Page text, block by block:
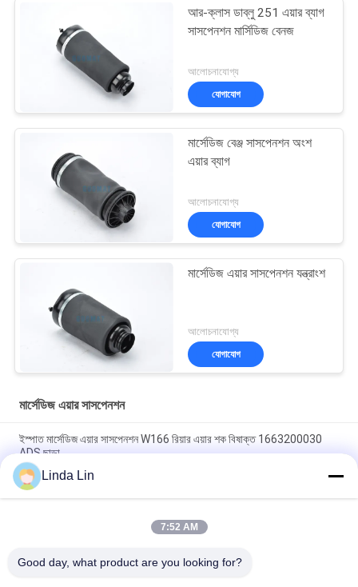
আর-ক্লাস ডাব্লু 251 এয়ার ব্যাগ
সাসপেনশন মার্সিডিজ বেনজ
আলোচনাযোগ্য
যোগাযোগ
মার্সেডিজ বেঞ্জ সাসপেনশন অংশ
এয়ার ব্যাগ
আলোচনাযোগ্য
যোগাযোগ
মার্সেডিজ এয়ার সাসপেনশন যন্ত্রাংশ
আলোচনাযোগ্য
যোগাযোগ
মার্সেডিজ এয়ার সাসপেনশন
ইস্পাত মার্সেডিজ এয়ার সাসপেনশন W166 রিয়ার এয়ার শক বিষাক্ত 1663200030
ADS ছাড়া
এমএল W164 মার্সেডিজ এয়ার সাসপেনশন এয়ার স্প্রিং ব্যাগ A1643206113
A1643206013
অটো স্পেয়ার পার্ট A1663201313 সামনের বাম সাসপেনশন এয়ার স্ট্রাট মার্সিডিজ বেঞ্জ
Linda Lin
7:52 AM
Good day, what product are you looking for?